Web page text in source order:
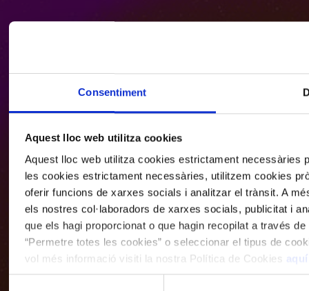
Consentiment
Aquest lloc web utilitza cookies
Aquest lloc web utilitza cookies estrictament necessàries
les cookies estrictament necessàries, utilitzem cookies
oferir funcions de xarxes socials i analitzar el trànsit. A
els nostres col·laboradors de xarxes socials, publicitat i
que els hagi proporcionat o que hagin recopilat a través
“Permetre totes les cookies” o seleccionar el tipus de
vol més informació visiti la nostra Política de Cookies aquí
les cookies en qualsevol moment.